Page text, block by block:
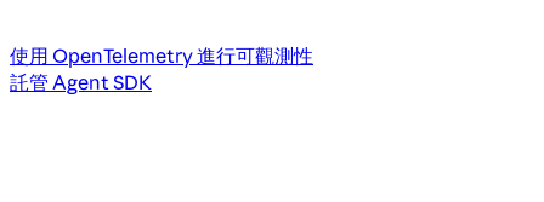
使用 OpenTelemetry 進行可觀測性
託管 Agent SDK